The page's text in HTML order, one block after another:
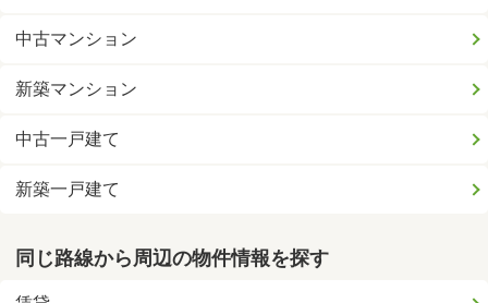
中古マンション
新築マンション
中古一戸建て
新築一戸建て
同じ路線から周辺の物件情報を探す